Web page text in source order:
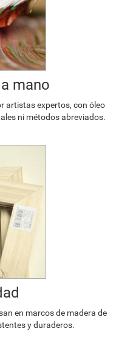
mano
artistas expertos, con óleo
ni métodos abreviados.
en marcos de madera de
y duraderos.